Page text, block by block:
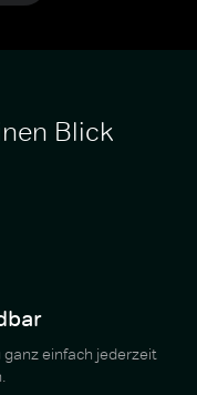
Blick
einfach jederzeit